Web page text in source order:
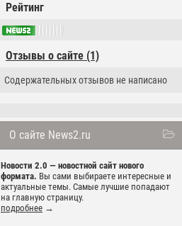
Рейтинг
Отзывы о сайте (1)
Содержательных отзывов не написано
О сайте News2.ru
Новости 2.0 — новостной сайт нового
формата. Вы сами выбираете интересные и
актуальные темы. Самые лучшие попадают
на главную страницу.
подробнее →